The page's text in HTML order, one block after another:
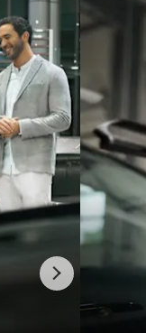
Sledeće